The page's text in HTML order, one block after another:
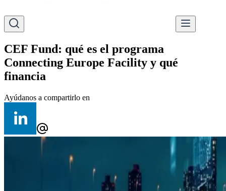
CEF Fund: qué es el programa
Connecting Europe Facility y qué
financia
Ayúdanos a compartirlo en